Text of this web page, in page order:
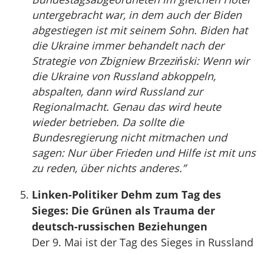
untergebracht war, in dem auch der Biden
abgestiegen ist mit seinem Sohn. Biden hat
die Ukraine immer behandelt nach der
Strategie von Zbigniew Brzeziński: Wenn wir
die Ukraine von Russland abkoppeln,
abspalten, dann wird Russland zur
Regionalmacht. Genau das wird heute
wieder betrieben. Da sollte die
Bundesregierung nicht mitmachen und
sagen: Nur über Frieden und Hilfe ist mit uns
zu reden, über nichts anderes.”
Linken-Politiker Dehm zum Tag des
Sieges: Die Grünen als Trauma der
deutsch-russischen Beziehungen
Der 9. Mai ist der Tag des Sieges in Russland